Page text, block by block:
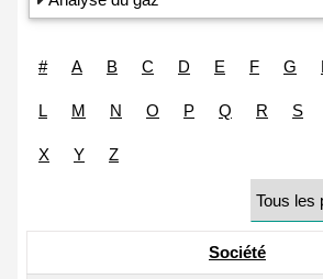
# A B C D E F G
L M N O P Q R S
X Y Z
Société